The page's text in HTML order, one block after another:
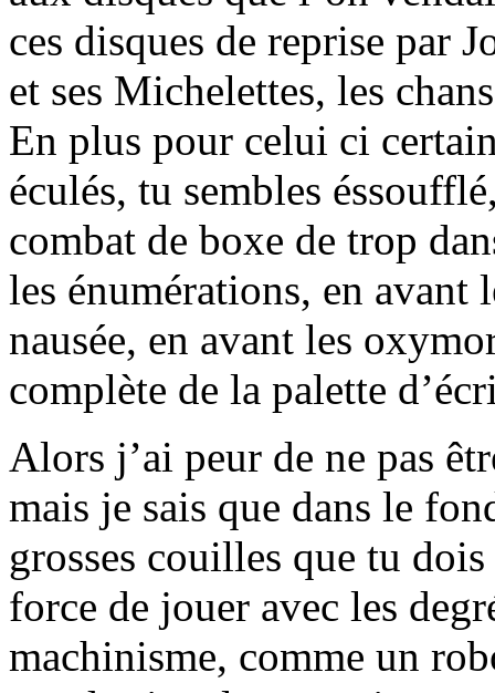
ces disques de reprise par
et ses Michelettes, les
En plus pour celui ci
éculés, tu sembles
combat de boxe de trop
les énumérations, en avant
nausée, en avant les
complète de la palette
Alors j’ai peur de ne pas
mais je sais que dans le
grosses couilles que tu
force de jouer avec les
machinisme, comme un